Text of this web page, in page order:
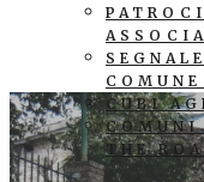
CUBI
THE